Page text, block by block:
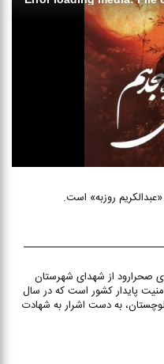
روزبه» است.
صحرارود از شهدای شهرستان
پایدار کشور است که در سال
به دست اشرار به شهادت